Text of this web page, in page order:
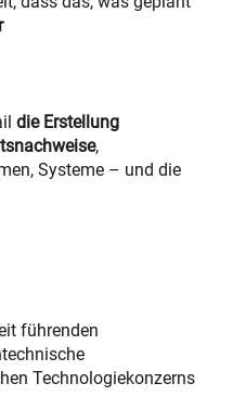
die Erstellung
,
Systeme – und die
führenden
Technologiekonzerns